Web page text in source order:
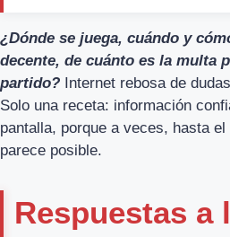
¿Dónde se juega, cuándo y
decente, de cuánto es la multa
partido? Internet rebosa de
Solo una receta: información
pantalla, porque a veces, hasta
parece posible.
Respuestas a